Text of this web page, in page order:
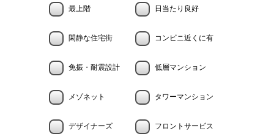
最上階 日当たり良好
閑静な住宅街 コンビニ近くに有
免振・耐震設計 低層マンション
メゾネット タワーマンション
デザイナーズ フロントサービス